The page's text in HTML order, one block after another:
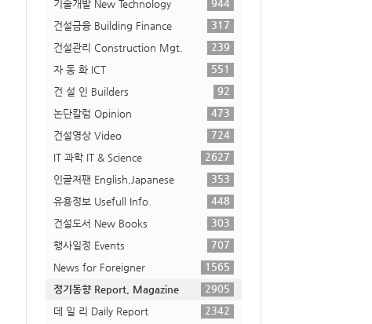
기술개발 New Technology
944
건설금융 Building Finance
317
건설관리 Construction Mgt.
239
자 동 화 ICT
551
건 설 인 Builders
92
논단칼럼 Opinion
473
건설영상 Video
724
IT 과학 IT & Science
2627
인글저팬 English,Japanese
353
유용정보 Usefull Info.
448
건설도서 New Books
303
행사일정 Events
707
News for Foreigner
1565
정기동향 Report, Magazine
2905
데 일 리 Daily Report
2342